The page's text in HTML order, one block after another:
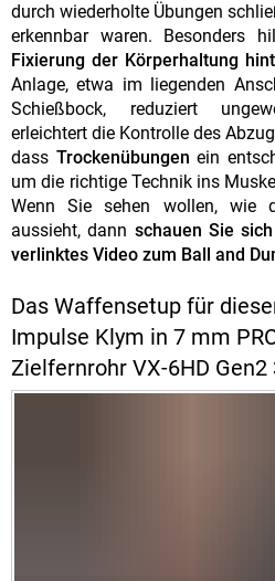
durch wiederholte Übungen
erkennbar waren. Besonders
Fixierung der Körperhaltung
Anlage, etwa im liegenden
Schießbock, reduziert
erleichtert die Kontrolle des
dass Trockenübungen ein
um die richtige Technik ins
Wenn Sie sehen wollen, wie
aussieht, dann schauen Sie
verlinktes Video zum Ball and
Das Waffensetup für
Impulse Klym in 7 mm
Zielfernrohr VX-6HD Gen2